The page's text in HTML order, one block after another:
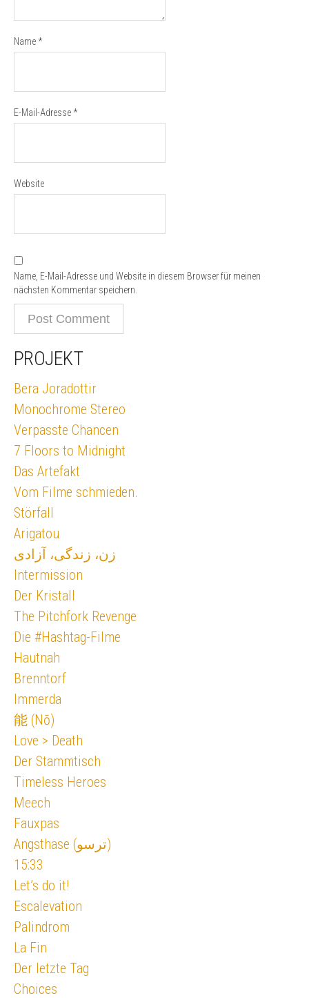
Name*
E-Mail-Adresse*
Website
Name, E-Mail-Adresse und Website in diesem Browser für meinen
nächsten Kommentar speichern.
PROJEKT
Bera Joradottir
Monochrome Stereo
Verpasste Chancen
7 Floors to Midnight
Das Artefakt
Vom Filme schmieden.
Störfall
Arigatou
زن، زندگی، آزادی
Intermission
Der Kristall
The Pitchfork Revenge
Die #Hashtag-Filme
Hautnah
Brenntorf
Immerda
能 (Nō)
Love > Death
Der Stammtisch
Timeless Heroes
Meech
Fauxpas
Angsthase (ترسو)
15:33
Let’s do it!
Escalevation
Palindrom
La Fin
Der letzte Tag
Choices